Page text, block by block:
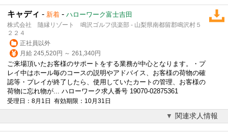
キャディ - 新着 - ハローワーク富士吉田
株式会社 隨縁リゾート 鳴沢ゴルフ倶楽部 - 山梨県南都留郡鳴沢村５
２２４
正社員以外
月給 245,520円 ～ 261,340円
ご来場頂いたお客様のサポートをする業務が中心となります。・プ
レイ中はホール毎のコースの説明やアドバイス、お客様の荷物の確
認等・プレイが終了したら、使用していたカートの管理、お客様の
荷物に忘れ物が... ハローワーク求人番号 19070-02875361
受理日：8月1日 有効期限：10月31日
関連求人情報